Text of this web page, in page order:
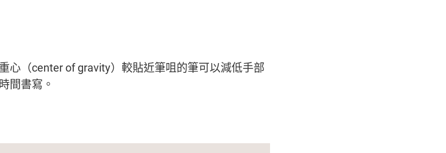
心（center of gravity）較貼近筆咀的筆可以減低手部
間書寫。